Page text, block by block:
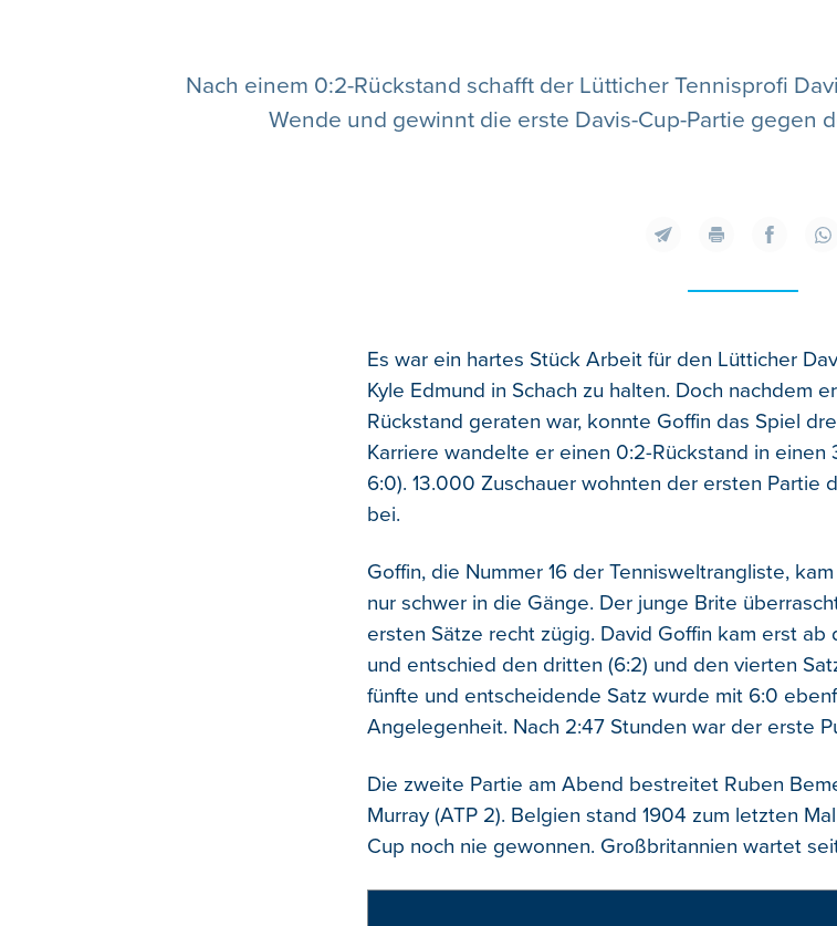
Nach einem 0:2-Rückstand schafft der Lütticher Tennisprofi
Wende und gewinnt die erste Davis-Cup-Partie gegen
Es war ein hartes Stück Arbeit für den Lütticher
Kyle Edmund in Schach zu halten. Doch nachdem
Rückstand geraten war, konnte Goffin das Spiel
Karriere wandelte er einen 0:2-Rückstand in einen
6:0). 13.000 Zuschauer wohnten der ersten Partie
bei.
Goffin, die Nummer 16 der Tennisweltrangliste,
nur schwer in die Gänge. Der junge Brite
ersten Sätze recht zügig. David Goffin kam erst
und entschied den dritten (6:2) und den vierten
fünfte und entscheidende Satz wurde mit 6:0
Angelegenheit. Nach 2:47 Stunden war der erste
Die zweite Partie am Abend bestreitet Ruben
Murray (ATP 2). Belgien stand 1904 zum letzten
Cup noch nie gewonnen. Großbritannien wartet